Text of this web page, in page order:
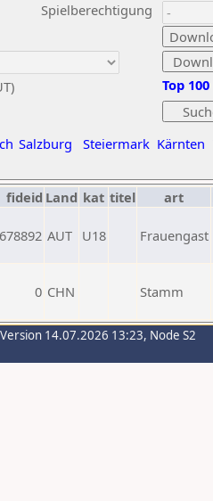
Spielberechtigung
Salzburg Steiermark Kärnten
Top 100
fideid Land kat titel art
AUT U18 Frauengast
0 CHN Stamm
Version 14.07.2026 13:23, Node S2